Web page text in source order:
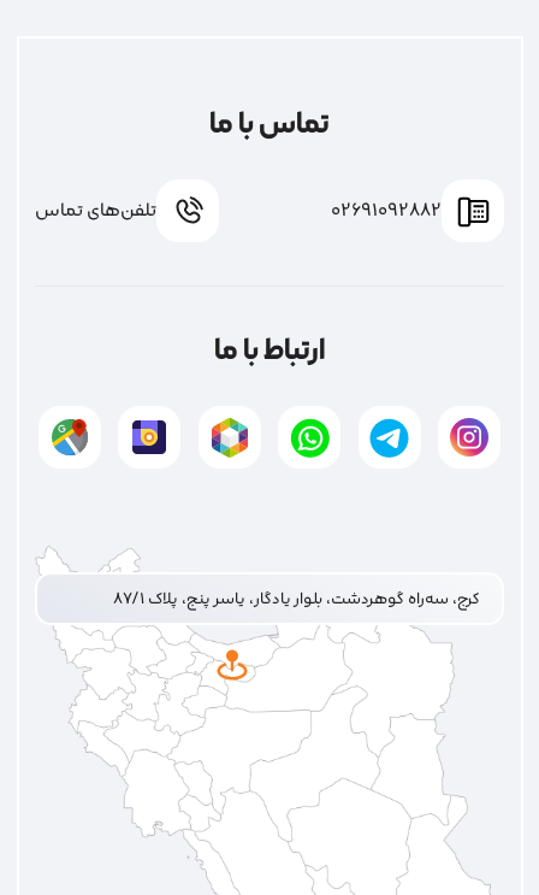
تماس با ما
02691092882 تلفن‌های تماس
ارتباط با ما
کرج، سه‌راه گوهردشت، بلوار یادگار، یاسر پنج، پلاک ۸۷/۱